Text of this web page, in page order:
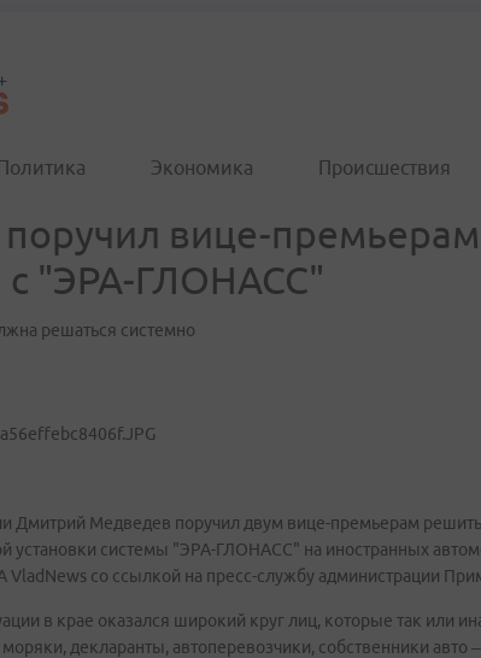
Экономика Происшествия
вице-
"ЭРА-ГЛОНАСС"
решаться системно
Дмитрий Медведев поручил двум вице-премьерам
установки системы "ЭРА-ГЛОНАСС" на иностранных
со ссылкой на пресс-службу администрации
в крае оказался широкий круг лиц, которые так или
декларанты, автоперевозчики, собственники авто –